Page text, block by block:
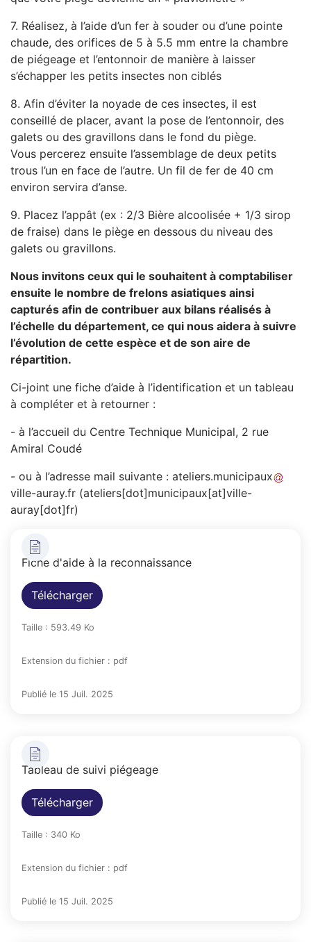
7. Réalisez, à l’aide d’un fer à souder ou d’une pointe
chaude, des orifices de 5 à 5.5 mm entre la chambre
de piégeage et l’entonnoir de manière à laisser
s’échapper les petits insectes non ciblés
8. Afin d’éviter la noyade de ces insectes, il est
conseillé de placer, avant la pose de l’entonnoir, des
galets ou des gravillons dans le fond du piège.
Vous percerez ensuite l’assemblage de deux petits
trous l’un en face de l’autre. Un fil de fer de 40 cm
environ servira d’anse.
9. Placez l’appât (ex : 2/3 Bière alcoolisée + 1/3 sirop
de fraise) dans le piège en dessous du niveau des
galets ou gravillons.
Nous invitons ceux qui le souhaitent à comptabiliser
ensuite le nombre de frelons asiatiques ainsi
capturés afin de contribuer aux bilans réalisés à
l’échelle du département, ce qui nous aidera à suivre
l’évolution de cette espèce et de son aire de
répartition.
Ci-joint une fiche d’aide à l’identification et un tableau
à compléter et à retourner :
- à l’accueil du Centre Technique Municipal, 2 rue
Amiral Coudé
- ou à l’adresse mail suivante : ateliers.municipaux
ville-auray.fr (ateliers[dot]municipaux[at]ville-
auray[dot]fr)
Fiche d'aide à la reconnaissance
Télécharger
Taille : 593.49 Ko
Extension du fichier : pdf
Publié le 15 Juil. 2025
Tableau de suivi piégeage
Télécharger
Taille : 340 Ko
Extension du fichier : pdf
Publié le 15 Juil. 2025